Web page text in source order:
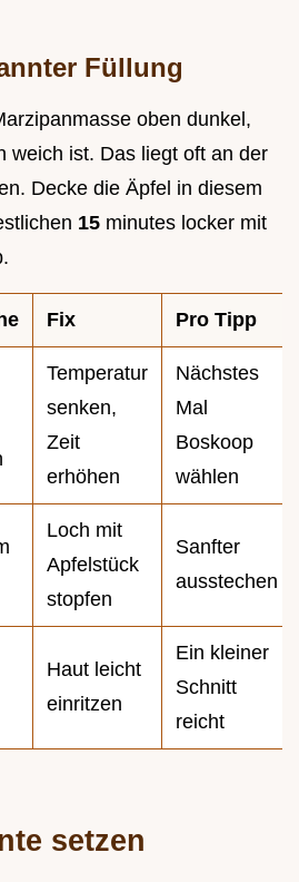
Füllung
oben dunkel,
weich ist. Das liegt oft an der
Decke die Äpfel in diesem
15 minutes locker mit
Fix Pro Tipp
Temperatur
senken,
Zeit
erhöhen
Nächstes
Mal
Boskoop
wählen
Loch mit
Apfelstück
stopfen
Sanfter
ausstechen
Haut leicht
einritzen
Ein kleiner
Schnitt
reicht
setzen